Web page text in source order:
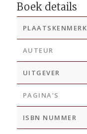
Boek details
PLAATSKENMERK
AUTEUR
UITGEVER
PAGINA’S
ISBN NUMMER